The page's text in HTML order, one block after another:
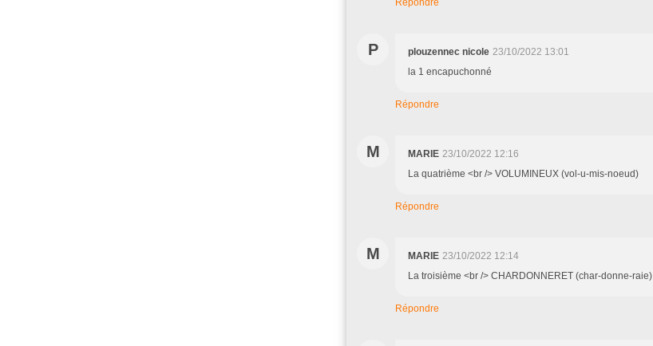
Répondre
P plouzennec nicole 23/10/2022 13:01
la 1 encapuchonné
Répondre
M MARIE 23/10/2022 12:16
La quatrième <br /> VOLUMINEUX (vol-u-mis-noeud)
Répondre
M MARIE 23/10/2022 12:14
La troisième <br /> CHARDONNERET (char-donne-raie)
Répondre